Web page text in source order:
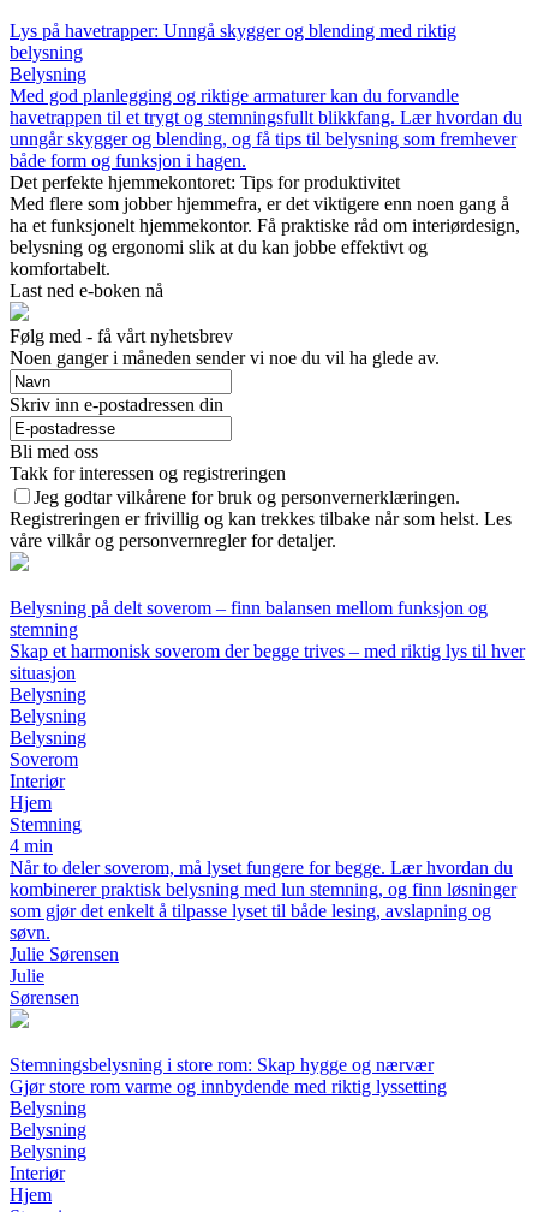
Lys på havetrapper: Unngå skygger og blending med riktig
belysning
Belysning
Med god planlegging og riktige armaturer kan du forvandle
havetrappen til et trygt og stemningsfullt blikkfang. Lær hvordan du
unngår skygger og blending, og få tips til belysning som fremhever
både form og funksjon i hagen.
Det perfekte hjemmekontoret: Tips for produktivitet
Med flere som jobber hjemmefra, er det viktigere enn noen gang å
ha et funksjonelt hjemmekontor. Få praktiske råd om interiørdesign,
belysning og ergonomi slik at du kan jobbe effektivt og
komfortabelt.
Last ned e-boken nå
Følg med - få vårt nyhetsbrev
Noen ganger i måneden sender vi noe du vil ha glede av.
Skriv inn e-postadressen din
Bli med oss
Takk for interessen og registreringen
Jeg godtar vilkårene for bruk og personvernerklæringen.
Registreringen er frivillig og kan trekkes tilbake når som helst. Les
våre vilkår og personvernregler for detaljer.
Belysning på delt soverom – finn balansen mellom funksjon og
stemning
Skap et harmonisk soverom der begge trives – med riktig lys til hver
situasjon
Belysning
Belysning
Belysning
Soverom
Interiør
Hjem
Stemning
4 min
Når to deler soverom, må lyset fungere for begge. Lær hvordan du
kombinerer praktisk belysning med lun stemning, og finn løsninger
som gjør det enkelt å tilpasse lyset til både lesing, avslapning og
søvn.
Julie Sørensen
Julie
Sørensen
Stemningsbelysning i store rom: Skap hygge og nærvær
Gjør store rom varme og innbydende med riktig lyssetting
Belysning
Belysning
Belysning
Interiør
Hjem